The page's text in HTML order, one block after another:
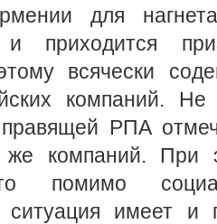
для
и приходится
всячески
компаний.
РПА
же компаний. При
помимо
имеет и